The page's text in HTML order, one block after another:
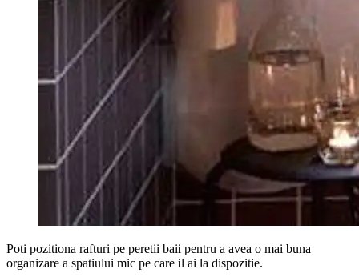
Poti pozitiona rafturi pe peretii baii pentru a avea o mai buna
organizare a spatiului mic pe care il ai la dispozitie.